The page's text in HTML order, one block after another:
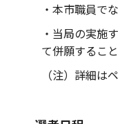
・本市職員で
・当局の実施
て併願するこ
（注）詳細は